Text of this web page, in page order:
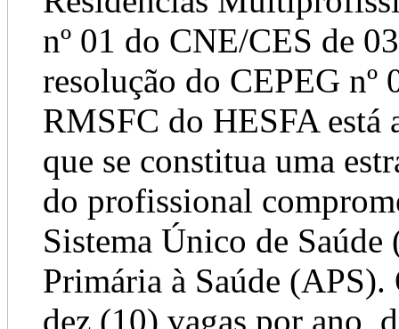
nº 01 do CNE/CES de
resolução do CEPEG nº
RMSFC do HESFA está
que se constitua uma
do profissional
Sistema Único de
Primária à Saúde
dez (10) vagas por ano,